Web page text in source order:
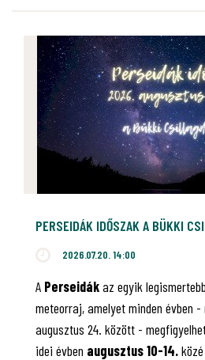
PERSEIDÁK IDŐSZAK A BÜKKI
2026.07.20. 14:00
A Perseidákaz egyik
meteorraj, amelyet minden évben -
augusztus 24. között -
idei évben augusztus 10-14.